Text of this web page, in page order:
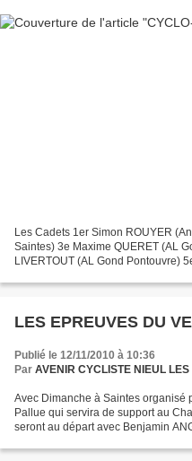
Les Cadets 1er Simon ROUYER
Saintes) 3e Maxime QUERET (AL
LIVERTOUT (AL Gond Pontouvre)
LES EPREUVES DU
Publié le 12/11/2010 à 10:36
Par AVENIR CYCLISTE NIEUL
Avec Dimanche à Saintes organisé
Pallue qui servira de support au
seront au départ avec Benjamin